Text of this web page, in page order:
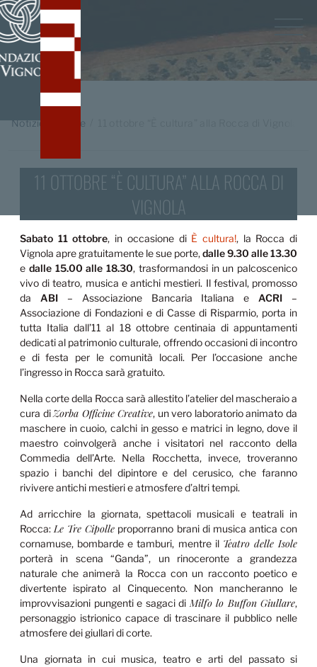
/
Notizie in breve
11 OTTOBRE “È CULTURA” ALLA ROCCA DI
VIGNOLA
Sabato 11 ottobre, in occasione di È cultura!, la Rocca di
Vignola apre gratuitamente le sue porte,dalle 9.30 alle 13.30
e dalle 15.00 alle 18.30, trasformandosi in un palcoscenico
vivo di teatro, musica e antichi mestieri. Il festival, promosso
da ABI– Associazione Bancaria Italiana e ACRI –
Associazione di Fondazioni e di Casse di Risparmio, porta in
tutta Italia dall’11 al 18 ottobre centinaia di appuntamenti
dedicati al patrimonio culturale, offrendo occasioni di incontro
e di festa per le comunità locali. Per l’occasione anche
l’ingresso in Rocca sarà gratuito.
Nella corte della Rocca sarà allestito l’atelier del mascheraio a
cura diZorba Officine Creative, un vero laboratorio animato da
maschere in cuoio, calchi in gesso e matrici in legno, dove il
maestro coinvolgerà anche i visitatori nel racconto della
Commedia dell’Arte. Nella Rocchetta, invece, troveranno
spazio i banchi del dipintore e del cerusico, che faranno
rivivere antichi mestieri e atmosfere d’altri tempi.
Ad arricchire la giornata, spettacoli musicali e teatrali in
Rocca: Le Tre Cipolle proporranno brani di musica antica con
cornamuse, bombarde e tamburi, mentre il Teatro delle Isole
porterà in scena “Ganda”, un rinoceronte a grandezza
naturale che animerà la Rocca con un racconto poetico e
divertente ispirato al Cinquecento. Non mancheranno le
improvvisazioni pungenti e sagaci di Milfo lo Buffon Giullare,
personaggio istrionico capace di trascinare il pubblico nelle
atmosfere dei giullari di corte.
Una giornata in cui musica, teatro e arti del passato si